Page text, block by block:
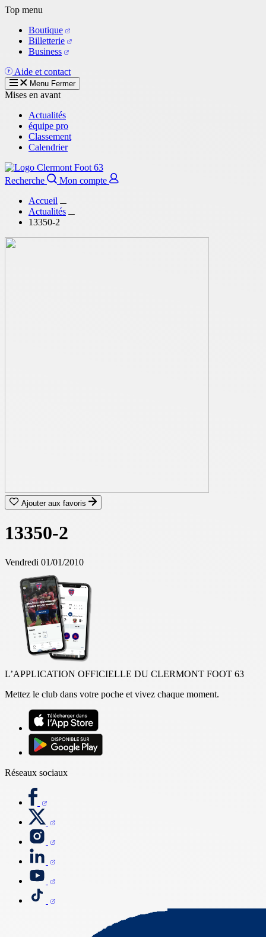
Aller
contenu
principal
Top menu
Boutique
Billetterie
Business
Aide et contact
Menu Fermer
Mises en avant
Actualités
équipe pro
Classement
Calendrier
Recherche
Mon compte
Accueil
Actualités
13350-2
Ajouter aux favoris
13350-2
Vendredi 01/01/2010
L’APPLICATION OFFICIELLE DU CLERMONT FOOT 63
Mettez le club dans votre poche et vivez chaque moment.
Réseaux sociaux